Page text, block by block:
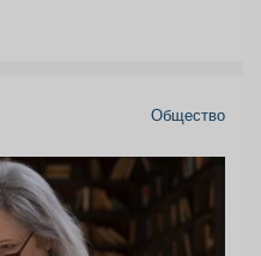
Общество